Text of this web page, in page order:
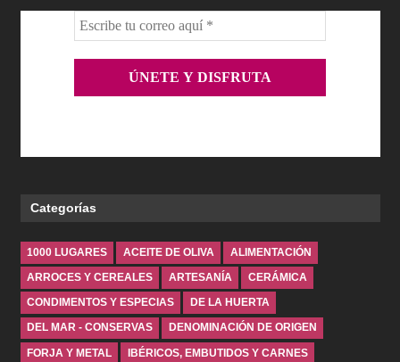
Categorías
1000 LUGARES ACEITE DE OLIVA ALIMENTACIÓN
ARROCES Y CEREALES ARTESANÍA CERÁMICA
CONDIMENTOS Y ESPECIAS DE LA HUERTA
DEL MAR - CONSERVAS DENOMINACIÓN DE ORIGEN
FORJA Y METAL IBÉRICOS, EMBUTIDOS Y CARNES